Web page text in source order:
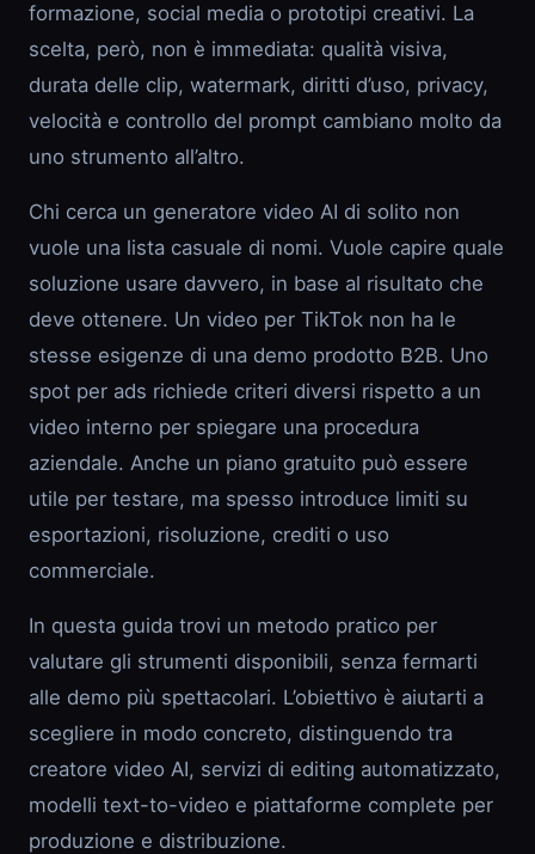
formazione, social media o prototipi creativi. La
scelta, però, non è immediata: qualità visiva,
durata delle clip, watermark, diritti d’uso, privacy,
velocità e controllo del prompt cambiano molto da
uno strumento all’altro.
Chi cerca un generatore video AI di solito non
vuole una lista casuale di nomi. Vuole capire quale
soluzione usare davvero, in base al risultato che
deve ottenere. Un video per TikTok non ha le
stesse esigenze di una demo prodotto B2B. Uno
spot per ads richiede criteri diversi rispetto a un
video interno per spiegare una procedura
aziendale. Anche un piano gratuito può essere
utile per testare, ma spesso introduce limiti su
esportazioni, risoluzione, crediti o uso
commerciale.
In questa guida trovi un metodo pratico per
valutare gli strumenti disponibili, senza fermarti
alle demo più spettacolari. L’obiettivo è aiutarti a
scegliere in modo concreto, distinguendo tra
creatore video AI, servizi di editing automatizzato,
modelli text-to-video e piattaforme complete per
produzione e distribuzione.